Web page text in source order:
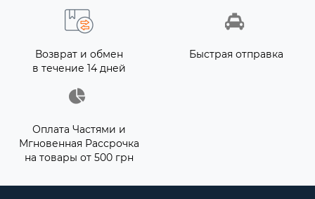
Возврат и обмен
в течение 14 дней
Быстрая отправка
Оплата Частями и
Мгновенная Рассрочка
на товары от 500 грн